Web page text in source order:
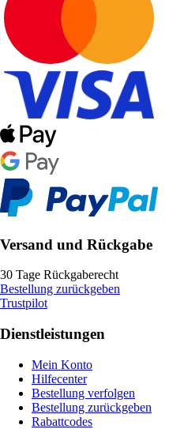
Versand und Rückgabe
30 Tage Rückgaberecht
Bestellung zurückgeben
Trustpilot
Dienstleistungen
Mein Konto
Hilfecenter
Bestellung verfolgen
Bestellung zurückgeben
Rabattcodes